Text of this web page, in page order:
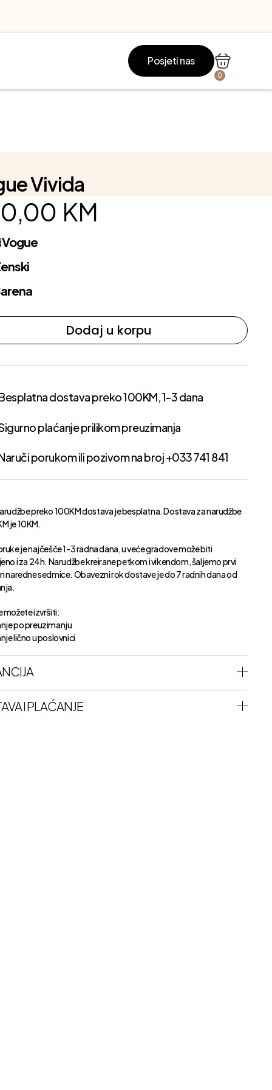
Posjeti nas
0
Vivida
KM
Vogue
Dodaj u korpu
dostava preko 100KM, 1-3 dana
plaćanje prilikom preuzimanja
porukom ili pozivom na broj +033 741 841
preko 100KM dostava je besplatna. Dostava za narudžbe
je 10KM.
je najčešče 1-3 radna dana, u veće gradove može biti
i za 24h. Narudžbe kreirane petkom i vikendom, šaljemo prvi
naredne sedmice. Obavezni rok dostave je do 7 radnih dana od
možete izvršiti:
po preuzimanju
lično u poslovnici
I PLAĆANJE